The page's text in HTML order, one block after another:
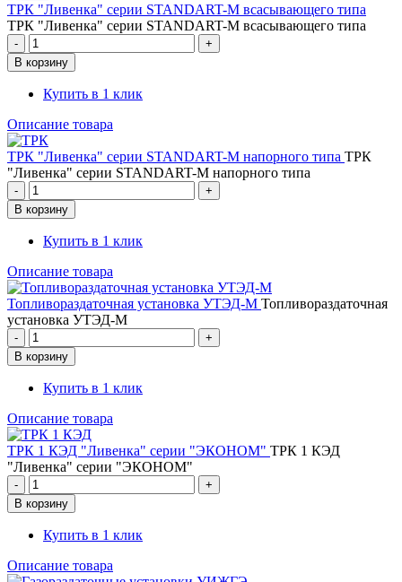
ТРК "Ливенка" серии STANDART-M всасывающего типа
ТРК "Ливенка" серии STANDART-M всасывающего типа
Купить в 1 клик
Описание товара
ТРК "Ливенка" серии STANDART-M напорного типа ТРК
"Ливенка" серии STANDART-M напорного типа
Купить в 1 клик
Описание товара
Топливораздаточная установка УТЭД-М Топливораздаточная
установка УТЭД-М
Купить в 1 клик
Описание товара
ТРК 1 КЭД "Ливенка" серии "ЭКОНОМ" ТРК 1 КЭД
"Ливенка" серии "ЭКОНОМ"
Купить в 1 клик
Описание товара